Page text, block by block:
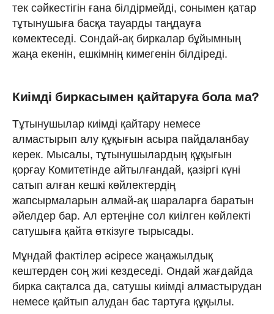
тек сәйкестігін ғана білдірмейді, сонымен қатар
тұтынушыға басқа тауарды таңдауға
көмектеседі. Сондай-ақ биркалар бұйымның
жаңа екенін, ешкімнің кимегенін білдіреді.
Киімді биркасымен қайтаруға бола ма?
Тұтынушылар киімді қайтару немесе
алмастырып алу құқығын асыра пайдаланбау
керек. Мысалы, тұтынушылардың құқығын
қорғау Комитетінде айтылғандай, қазіргі күні
сатып алған кешкі көйлектердің
жапсырмаларын алмай-ақ шараларға баратын
әйелдер бар. Ал ертеңіне сол киілген көйлекті
сатушыға қайта өткізуге тырысады.
Мұндай фактілер әсіресе жаңажылдық
кештерден соң жиі кездеседі. Ондай жағдайда
бирка сақталса да, сатушы киімді алмастырудан
немесе қайтып алудан бас тартуға құқылы.